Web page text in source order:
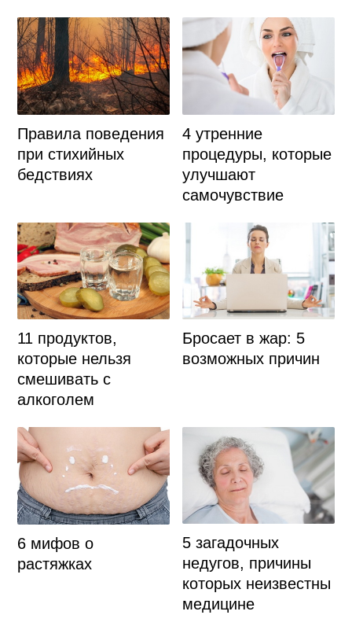
Правила поведения
при стихийных
бедствиях
4 утренние
процедуры, которые
улучшают
самочувствие
11 продуктов,
которые нельзя
смешивать с
алкоголем
Бросает в жар: 5
возможных причин
6 мифов о
растяжках
5 загадочных
недугов, причины
которых неизвестны
медицине